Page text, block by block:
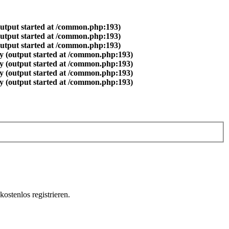
started at /common.php:193)
started at /common.php:193)
started at /common.php:193)
(output started at /common.php:193)
(output started at /common.php:193)
(output started at /common.php:193)
(output started at /common.php:193)
registrieren.